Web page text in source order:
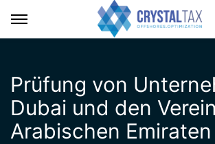
Prüfung von
Dubai und den
Arabischen Emiraten